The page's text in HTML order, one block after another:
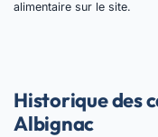
alimentaire sur le site.
Historique des
Albignac